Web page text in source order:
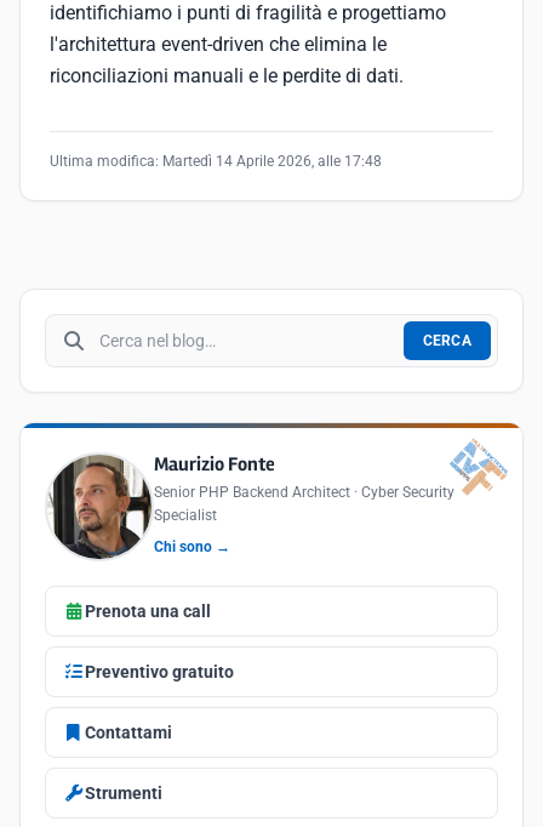
identifichiamo i punti di fragilità e progettiamo
l'architettura event-driven che elimina le
riconciliazioni manuali e le perdite di dati.
Ultima modifica: Martedì 14 Aprile 2026, alle 17:48
Cerca nel blog
CERCA
Maurizio Fonte
Senior PHP Backend Architect · Cyber Security
Specialist
Chi sono →
Prenota una call
Preventivo gratuito
Contattami
Strumenti